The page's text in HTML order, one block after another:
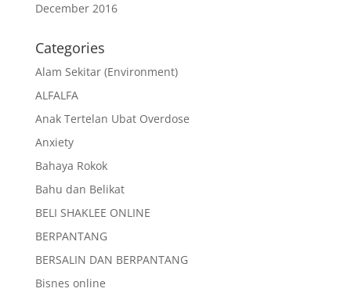
December 2016
Categories
Alam Sekitar (Environment)
ALFALFA
Anak Tertelan Ubat Overdose
Anxiety
Bahaya Rokok
Bahu dan Belikat
BELI SHAKLEE ONLINE
BERPANTANG
BERSALIN DAN BERPANTANG
Bisnes online